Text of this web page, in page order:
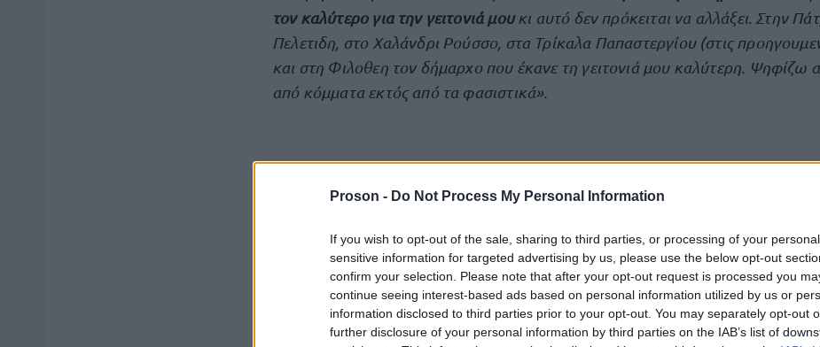
Proson - Do Not Process My Personal Information
If you wish to opt-out of the sale, sharing to third parties, or processing of your
sensitive information for targeted advertising by us, please use the below opt-out
confirm your selection. Please note that after your opt-out request is processed you
continue seeing interest-based ads based on personal information utilized by us or
information disclosed to third parties prior to your opt-out. You may separately opt-out
further disclosure of your personal information by third parties on the IAB’s list of
τον καλύτερο για την γειτονιά μουκι αυτό δεν πρόκειται να αλλάξει. Στην
Πελετιδη, στο Χαλάνδρι Ρούσσο, στα Τρίκαλα Παπαστεργίου (στις
και στη Φιλοθεη τον δήμαρχο που έκανε τη γειτονιά μου καλύτερη. Ψηφίζω
από κόμματα εκτός από τα φασιστικά».